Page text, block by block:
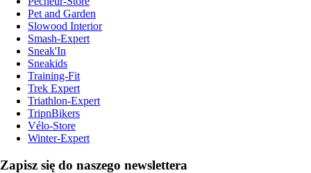
Pet and Garden
Slowood Interior
Smash-Expert
Sneak'In
Sneakids
Training-Fit
Trek Expert
Triathlon-Expert
TripnBikers
Vélo-Store
Winter-Expert
Zapisz się do naszego newslettera